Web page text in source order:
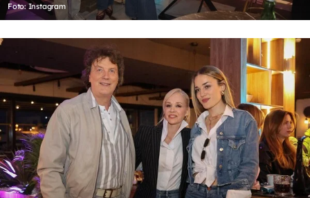
Foto: Instagram